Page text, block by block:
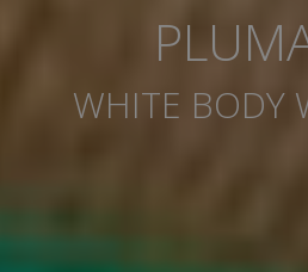
WHITE BODY